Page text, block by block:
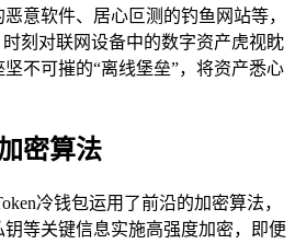
意软件、居心叵测的钓鱼网站等，
刻对联网设备中的数字资产虎视眈
不可摧的“离线堡垒”，将资产悉心
密算法
冷钱包运用了前沿的加密算法，
等关键信息实施高强度加密，即便